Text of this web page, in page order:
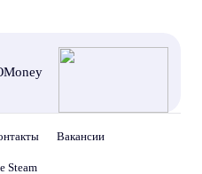
Вакансии
Steam